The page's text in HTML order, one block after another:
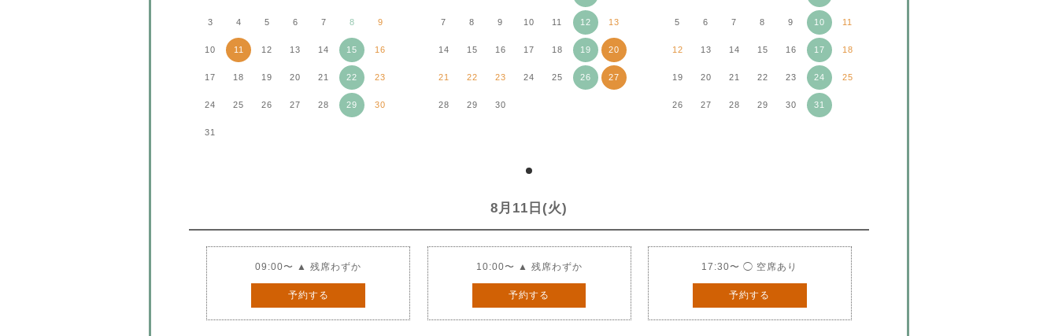
3 4 5 6 7 8 9
10 11 12 13 14 15 16
17 18 19 20 21 22 23
24 25 26 27 28 29 30
31
7 8 9 10 11 12 13
14 15 16 17 18 19 20
21 22 23 24 25 26 27
28 29 30
5 6 7 8 9 10 11
12 13 14 15 16 17 18
19 20 21 22 23 24 25
26 27 28 29 30 31
8月11日(火)
09:00〜 ▲ 残席わずか
予約する
10:00〜 ▲ 残席わずか
予約する
17:30〜 ◯ 空席あり
予約する